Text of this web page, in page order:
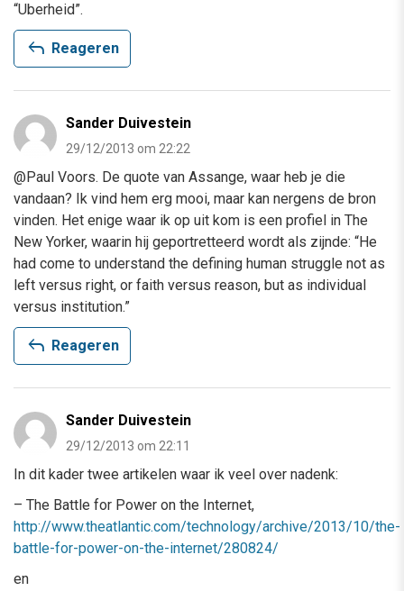
“Uberheid”.
reply Reageren
Sander Duivestein
29/12/2013 om 22:22
@Paul Voors. De quote van Assange, waar heb je die
vandaan? Ik vind hem erg mooi, maar kan nergens de bron
vinden. Het enige waar ik op uit kom is een profiel in The
New Yorker, waarin hij geportretteerd wordt als zijnde: “He
had come to understand the defining human struggle not as
left versus right, or faith versus reason, but as individual
versus institution.”
reply Reageren
Sander Duivestein
29/12/2013 om 22:11
In dit kader twee artikelen waar ik veel over nadenk:
– The Battle for Power on the Internet,
http://www.theatlantic.com/technology/archive/2013/10/the-
battle-for-power-on-the-internet/280824/
en